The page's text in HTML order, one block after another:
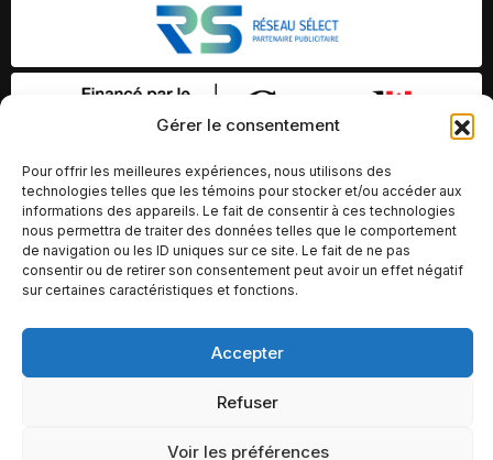
Gérer le consentement
Pour offrir les meilleures expériences, nous utilisons des
technologies telles que les témoins pour stocker et/ou accéder aux
informations des appareils. Le fait de consentir à ces technologies
nous permettra de traiter des données telles que le comportement
de navigation ou les ID uniques sur ce site. Le fait de ne pas
consentir ou de retirer son consentement peut avoir un effet négatif
sur certaines caractéristiques et fonctions.
Accepter
Refuser
Voir les préférences
© Copyright 2026 – Altomédia Inc |
Ce site internet a été conçu et développé par Chameleon Ideas